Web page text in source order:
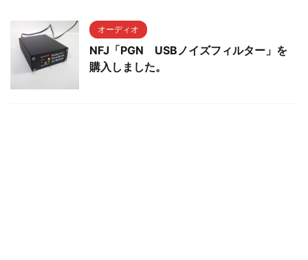
オーディオ
NFJ「PGN USBノイズフィルター」を
購入しました。